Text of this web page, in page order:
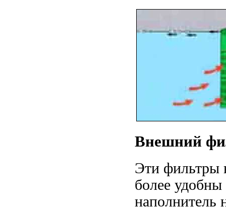
Внешний
Эти фильтры
более
наполнитель